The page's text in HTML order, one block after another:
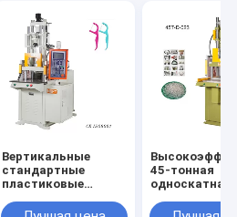
Вертикальные
стандартные
пластиковые
машины для
45-тонная
односкатная
вертикальная